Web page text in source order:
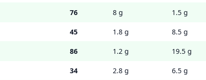
76 8 g 1.5 g
45 1.8 g 8.5 g
86 1.2 g 19.5 g
34 2.8 g 6.5 g